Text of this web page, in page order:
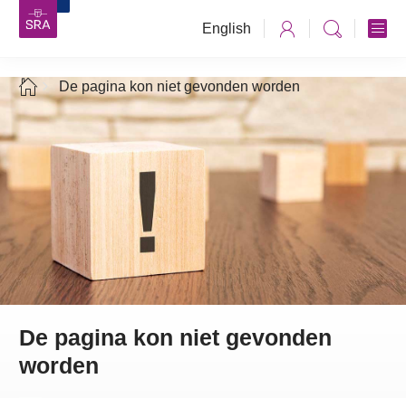
English
De pagina kon niet gevonden worden
De pagina kon niet gevonden
worden